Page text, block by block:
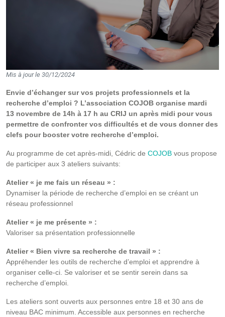
Mis à jour le 30/12/2024
Envie d’échanger sur vos projets professionnels et la
recherche d’emploi ? L’association COJOB organise mardi
13 novembre de 14h à 17 h au CRIJ un après midi pour vous
permettre de confronter vos difficultés et de vous donner des
clefs pour booster votre recherche d’emploi.
Au programme de cet après-midi, Cédric de COJOB vous propose
de participer aux 3 ateliers suivants:
Atelier « je me fais un réseau » :
Dynamiser la période de recherche d’emploi en se créant un
réseau professionnel
Atelier « je me présente » :
Valoriser sa présentation professionnelle
Atelier « Bien vivre sa recherche de travail » :
Appréhender les outils de recherche d’emploi et apprendre à
organiser celle-ci. Se valoriser et se sentir serein dans sa
recherche d’emploi.
Les ateliers sont ouverts aux personnes entre 18 et 30 ans de
niveau BAC minimum. Accessible aux personnes en recherche